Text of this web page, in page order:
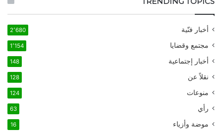
أخبار فنّية 2٬680
مجتمع وقضايا 1٬154
أخبار إجتماعية 148
نقلاً عن 128
منوعات 124
رأي 63
موضة وأزياء 16